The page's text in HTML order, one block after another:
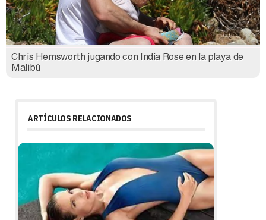
Chris Hemsworth jugando con India Rose en la playa de
Malibú
ARTÍCULOS RELACIONADOS